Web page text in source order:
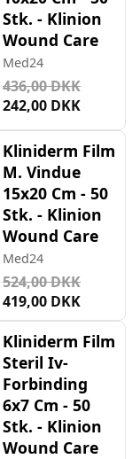
Stk. - Klinion
Wound Care
Med24
436,00 DKK
242,00 DKK
Kliniderm Film
M. Vindue
15x20 Cm - 50
Stk. - Klinion
Wound Care
Med24
524,00 DKK
419,00 DKK
Kliniderm Film
Steril Iv-
Forbinding
6x7 Cm - 50
Stk. - Klinion
Wound Care